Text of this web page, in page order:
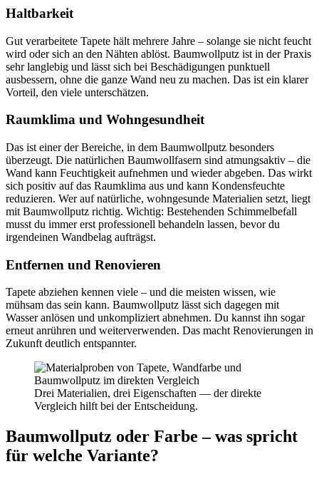
Haltbarkeit
Gut verarbeitete Tapete hält mehrere Jahre – solange sie nicht feucht
wird oder sich an den Nähten ablöst. Baumwollputz ist in der Praxis
sehr langlebig und lässt sich bei Beschädigungen punktuell
ausbessern, ohne die ganze Wand neu zu machen. Das ist ein klarer
Vorteil, den viele unterschätzen.
Raumklima und Wohngesundheit
Das ist einer der Bereiche, in dem Baumwollputz besonders
überzeugt. Die natürlichen Baumwollfasern sind atmungsaktiv – die
Wand kann Feuchtigkeit aufnehmen und wieder abgeben. Das wirkt
sich positiv auf das Raumklima aus und kann Kondensfeuchte
reduzieren. Wer auf natürliche, wohngesunde Materialien setzt, liegt
mit Baumwollputz richtig. Wichtig: Bestehenden Schimmelbefall
musst du immer erst professionell behandeln lassen, bevor du
irgendeinen Wandbelag aufträgst.
Entfernen und Renovieren
Tapete abziehen kennen viele – und die meisten wissen, wie
mühsam das sein kann. Baumwollputz lässt sich dagegen mit
Wasser anlösen und unkompliziert abnehmen. Du kannst ihn sogar
erneut anrühren und weiterverwenden. Das macht Renovierungen in
Zukunft deutlich entspannter.
Drei Materialien, drei Eigenschaften — der direkte
Vergleich hilft bei der Entscheidung.
Baumwollputz oder Farbe – was spricht
für welche Variante?